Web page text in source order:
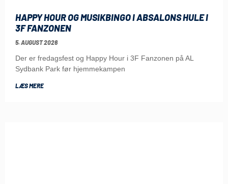
HAPPY HOUR OG MUSIKBINGO I ABSALONS HULE I
3F FANZONEN
5. AUGUST 2026
Der er fredagsfest og Happy Hour i 3F Fanzonen på AL
Sydbank Park før hjemmekampen
LÆS MERE